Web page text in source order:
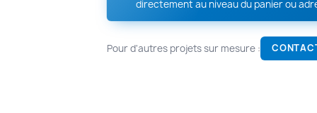
directement au niveau du panier ou
Pour d'autres projets sur mesure :